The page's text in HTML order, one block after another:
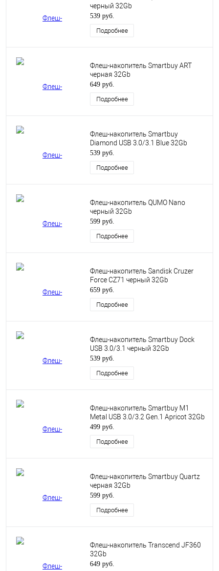
черный 32Gb
539 руб.
Подробнее
Флеш-накопитель Smartbuy ART
черная 32Gb
649 руб.
Подробнее
Флеш-накопитель Smartbuy
Diamond USB 3.0/3.1 Blue 32Gb
539 руб.
Подробнее
Флеш-накопитель QUMO Nano
черный 32Gb
599 руб.
Подробнее
Флеш-накопитель Sandisk Cruzer
Force CZ71 черный 32Gb
659 руб.
Подробнее
Флеш-накопитель Smartbuy Dock
USB 3.0/3.1 черный 32Gb
539 руб.
Подробнее
Флеш-накопитель Smartbuy M1
Metal USB 3.0/3.2 Gen.1 Apricot 32Gb
499 руб.
Подробнее
Флеш-накопитель Smartbuy Quartz
черная 32Gb
599 руб.
Подробнее
Флеш-накопитель Transcend JF360
32Gb
649 руб.